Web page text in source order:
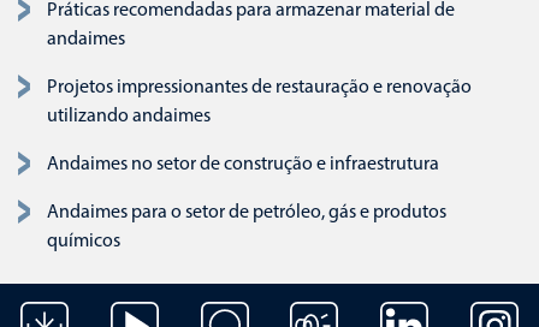
Práticas recomendadas para armazenar material de
andaimes
Projetos impressionantes de restauração e renovação
utilizando andaimes
Andaimes no setor de construção e infraestrutura
Andaimes para o setor de petróleo, gás e produtos
químicos
Pular navegação